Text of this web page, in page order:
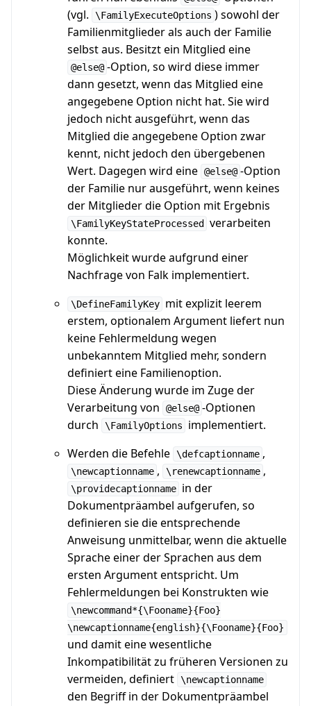
(vgl.
\FamilyExecuteOptions ) sowohl der
Familienmitglieder als auch der Familie
selbst aus. Besitzt ein Mitglied eine
@else@ -Option, so wird diese immer
dann gesetzt, wenn das Mitglied eine
angegebene Option nicht hat. Sie wird
jedoch nicht ausgeführt, wenn das
Mitglied die angegebene Option zwar
kennt, nicht jedoch den übergebenen
Wert. Dagegen wird eine @else@ -Option
der Familie nur ausgeführt, wenn keines
der Mitglieder die Option mit Ergebnis
\FamilyKeyStateProcessed
verarbeiten
konnte.
Möglichkeit wurde aufgrund einer
Nachfrage von Falk implementiert.
\DefineFamilyKey mit explizit leerem
erstem, optionalem Argument liefert nun
keine Fehlermeldung wegen
unbekanntem Mitglied mehr, sondern
definiert eine Familienoption.
Diese Änderung wurde im Zuge der
Verarbeitung von
@else@ -Optionen
durch
\FamilyOptions
implementiert.
Werden die Befehle \defcaptionname ,
\newcaptionname , \renewcaptionname ,
\providecaptionname in der
Dokumentpräambel aufgerufen, so
definieren sie die entsprechende
Anweisung unmittelbar, wenn die aktuelle
Sprache einer der Sprachen aus dem
ersten Argument entspricht. Um
Fehlermeldungen bei Konstrukten wie
\newcommand*{\Fooname}{Foo}
\newcaptionname{english}{\Fooname}{Foo}
und damit eine wesentliche
Inkompatibilität zu früheren Versionen zu
vermeiden, definiert \newcaptionname
den Begriff in der Dokumentpräambel